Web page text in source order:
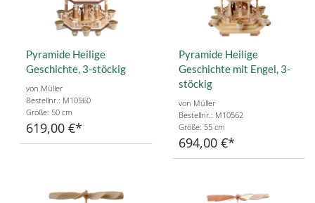
Pyramide Heilige
Geschichte, 3-stöckig
von Müller
Bestellnr.: M10560
Größe: 50 cm
619,00 €
Pyramide Heilige
Geschichte mit Engel, 3-
stöckig
von Müller
Bestellnr.: M10562
Größe: 55 cm
694,00 €